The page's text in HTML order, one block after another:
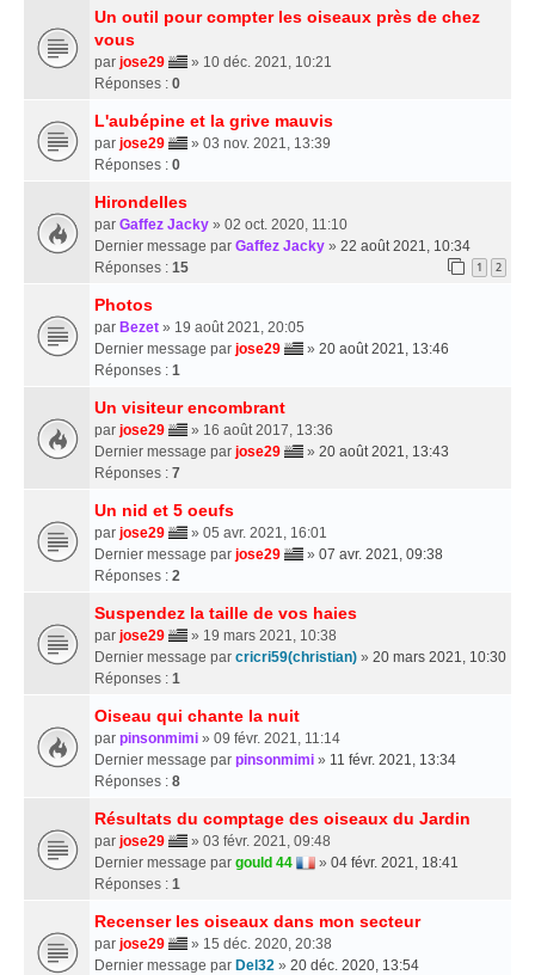
Un outil pour compter les oiseaux près de chez
vous
par jose29
» 10 déc. 2021, 10:21
Réponses : 0
L'aubépine et la grive mauvis
par jose29
» 03 nov. 2021, 13:39
Réponses : 0
Hirondelles
par Gaffez Jacky » 02 oct. 2020, 11:10
Dernier message par Gaffez Jacky » 22 août 2021, 10:34
Réponses : 15 1 2
Photos
par Bezet » 19 août 2021, 20:05
Dernier message par jose29 » 20 août 2021, 13:46
Réponses : 1
Un visiteur encombrant
par jose29
» 16 août 2017, 13:36
Dernier message par jose29 » 20 août 2021, 13:43
Réponses : 7
Un nid et 5 oeufs
par jose29
» 05 avr. 2021, 16:01
Dernier message par jose29 » 07 avr. 2021, 09:38
Réponses : 2
Suspendez la taille de vos haies
par jose29
» 19 mars 2021, 10:38
Dernier message par cricri59(christian) » 20 mars 2021, 10:30
Réponses : 1
Oiseau qui chante la nuit
par pinsonmimi » 09 févr. 2021, 11:14
Dernier message par pinsonmimi » 11 févr. 2021, 13:34
Réponses : 8
Résultats du comptage des oiseaux du Jardin
par jose29
» 03 févr. 2021, 09:48
Dernier message par gould 44 » 04 févr. 2021, 18:41
Réponses : 1
Recenser les oiseaux dans mon secteur
par jose29
» 15 déc. 2020, 20:38
Dernier message par Del32 » 20 déc. 2020, 13:54